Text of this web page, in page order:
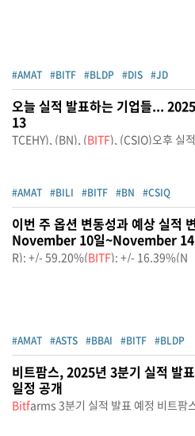
#AMAT #BITF #BLDP #DIS #JD
오늘 실적 발표하는 기업들...
13
TCEHY), (BN), (BITF), (CSIQ)오후 실적
#AMAT #BILI #BITF #BN #CSIQ
이번 주 옵션 변동성과 예상 실적
November 10일~November 14
R): +/- 59.20%(BITF): +/- 16.39%(N
#AMAT #ASTS #BBAI #BITF #BLDP
비트팜스, 2025년 3분기 실적 발
일정 공개
Bitf arms 3분기 실적 발표 예정